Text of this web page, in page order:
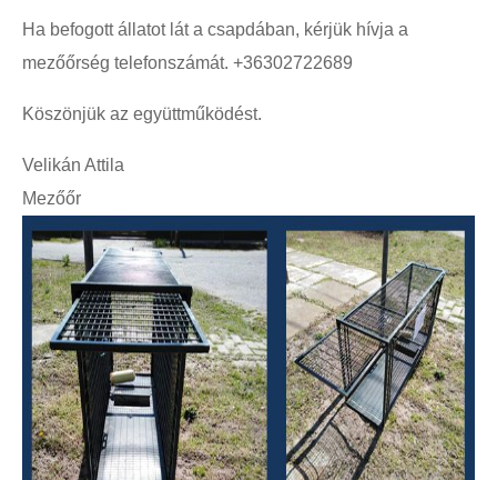
Ha befogott állatot lát a csapdában, kérjük hívja a
mezőőrség telefonszámát. +36302722689
Köszönjük az együttműködést.
Velikán Attila
Mezőőr